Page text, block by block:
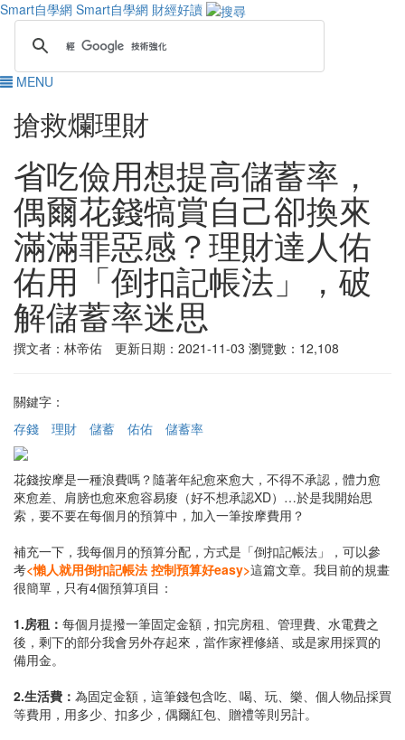
Smart自學網 Smart自學網 財經好讀
MENU
搶救爛理財
省吃儉用想提高儲蓄率，
偶爾花錢犒賞自己卻換來
滿滿罪惡感？理財達人佑
佑用「倒扣記帳法」，破
解儲蓄率迷思
撰文者：林帝佑 更新日期：2021-11-03 瀏覽數：12,108
關鍵字：
存錢
理財 儲蓄 佑佑 儲蓄率
花錢按摩是一種浪費嗎？隨著年紀愈來愈大，不得不承認，體力愈
來愈差、肩膀也愈來愈容易痠（好不想承認XD）…於是我開始思
索，要不要在每個月的預算中，加入一筆按摩費用？
補充一下，我每個月的預算分配，方式是「倒扣記帳法」，可以參
考<懶人就用倒扣記帳法 控制預算好easy>這篇文章。我目前的規畫
很簡單，只有4個預算項目：
1.房租： 每個月提撥一筆固定金額，扣完房租、管理費、水電費之
後，剩下的部分我會另外存起來，當作家裡修繕、或是家用採買的
備用金。
2.生活費： 為固定金額，這筆錢包含吃、喝、玩、樂、個人物品採買
等費用，用多少、扣多少，偶爾紅包、贈禮等則另計。